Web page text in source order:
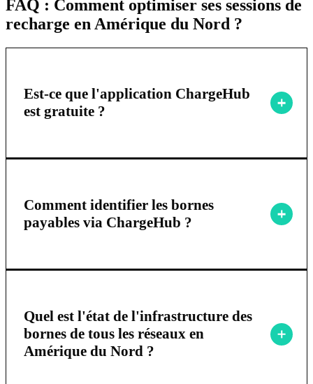
FAQ : Comment optimiser ses sessions de
recharge en Amérique du Nord ?
Est-ce que l'application ChargeHub
est gratuite ?
Comment identifier les bornes
payables via ChargeHub ?
Quel est l'état de l'infrastructure des
bornes de tous les réseaux en
Amérique du Nord ?